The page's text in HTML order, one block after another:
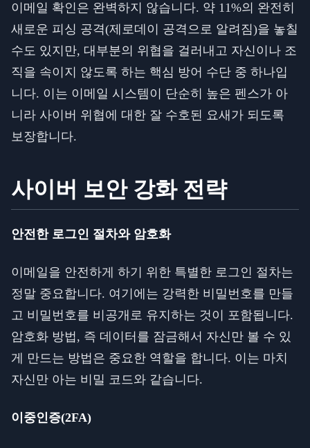
이메일 확인은 완벽하지 않습니다. 약 11%의 완전히
새로운 피싱 공격(제로데이 공격으로 알려짐)을 놓칠
수도 있지만, 대부분의 위협을 걸러내고 자신이나 조
직을 속이지 않도록 하는 핵심 방어 수단 중 하나입
니다. 이는 이메일 시스템이 단순히 높은 펜스가 아
니라 사이버 위협에 대한 잘 수호된 요새가 되도록
보장합니다.
사이버 보안 강화 전략
안전한 로그인 절차와 암호화
이메일을 안전하게 하기 위한 특별한 로그인 절차는
정말 중요합니다. 여기에는 강력한 비밀번호를 만들
고 비밀번호를 비공개로 유지하는 것이 포함됩니다.
암호화 방법, 즉 데이터를 잠금해서 자신만 볼 수 있
게 만드는 방법은 중요한 역할을 합니다. 이는 마치
자신만 아는 비밀 코드와 같습니다.
이중인증(2FA)